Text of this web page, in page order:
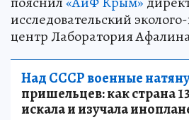
исследовательский
центр Лаборатория
Над СССР военные
пришельцев: как страна
искала и изучала